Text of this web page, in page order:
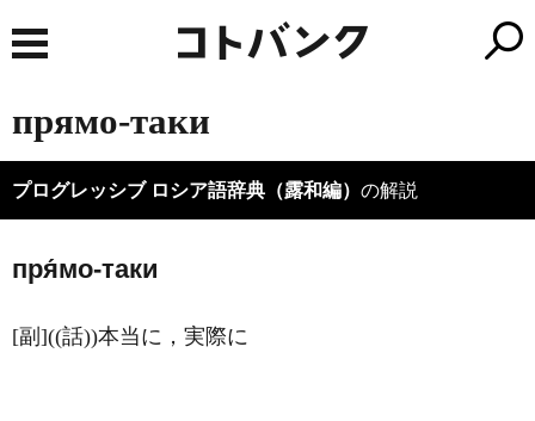
прямо-таки
プログレッシブ ロシア語辞典（露和編） の解説
пря́мо-таки
[副]((話))本当に，実際に